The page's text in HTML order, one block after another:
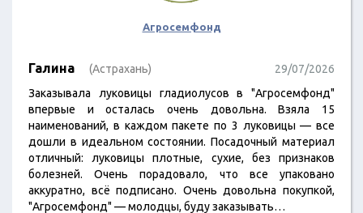
Агросемфонд
Галина (Астрахань)
29/07/2026
Заказывала луковицы гладиолусов в "Агросемфонд"
впервые и осталась очень довольна. Взяла 15
наименований, в каждом пакете по 3 луковицы — все
дошли в идеальном состоянии. Посадочный материал
отличный: луковицы плотные, сухие, без признаков
болезней. Очень порадовало, что все упаковано
аккуратно, всё подписано. Очень довольна покупкой,
"Агросемфонд" — молодцы, буду заказывать…